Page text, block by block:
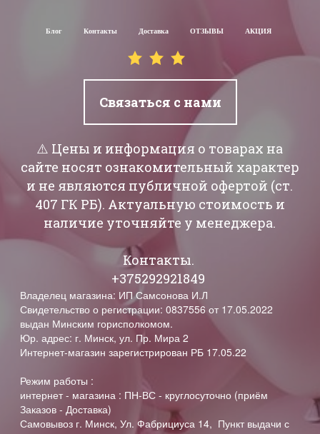
Блог Контакты Доставка ОТЗЫВЫ АКЦИЯ
Связаться с нами
⚠️ Цены и информация о товарах на
сайте носят ознакомительный характер
и не являются публичной офертой (ст.
407 ГК РБ). Актуальную стоимость и
наличие уточняйте у менеджера.
Контакты.
+375292921849
Владелец магазина: ИП Самсонова И.Л
Свидетельство о регистрации: 0837556 от 17.05.2022
выдан Минским горисполкомом.
Юр. адрес: г. Минск, ул. Пр. Мира 2
Интернет-магазин зарегистрирован РБ 17.05.22
Режим работы :
интернет - магазина : ПН-ВС - круглосуточно (приём
Заказов - Доставка)
Самовывоз г. Минск, Ул. Фабрициуса 14, Пункт выдачи с